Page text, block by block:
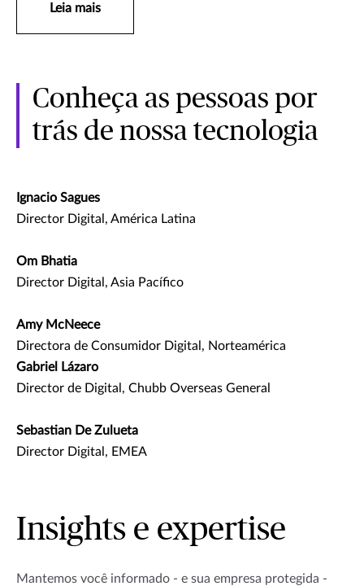
Leia mais
Conheça as pessoas por
trás de nossa tecnologia
Ignacio Sagues
Director Digital, América Latina
Om Bhatia
Director Digital, Asia Pacífico
Amy McNeece
Directora de Consumidor Digital, Norteamérica
Gabriel Lázaro
Director de Digital, Chubb Overseas General
Sebastian De Zulueta
Director Digital, EMEA
Insights e expertise
Mantemos você informado - e sua empresa protegida -